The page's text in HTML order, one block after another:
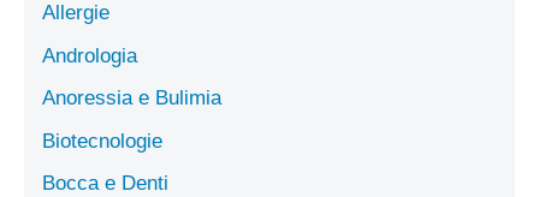
Allergie
Andrologia
Anoressia e Bulimia
Biotecnologie
Bocca e Denti